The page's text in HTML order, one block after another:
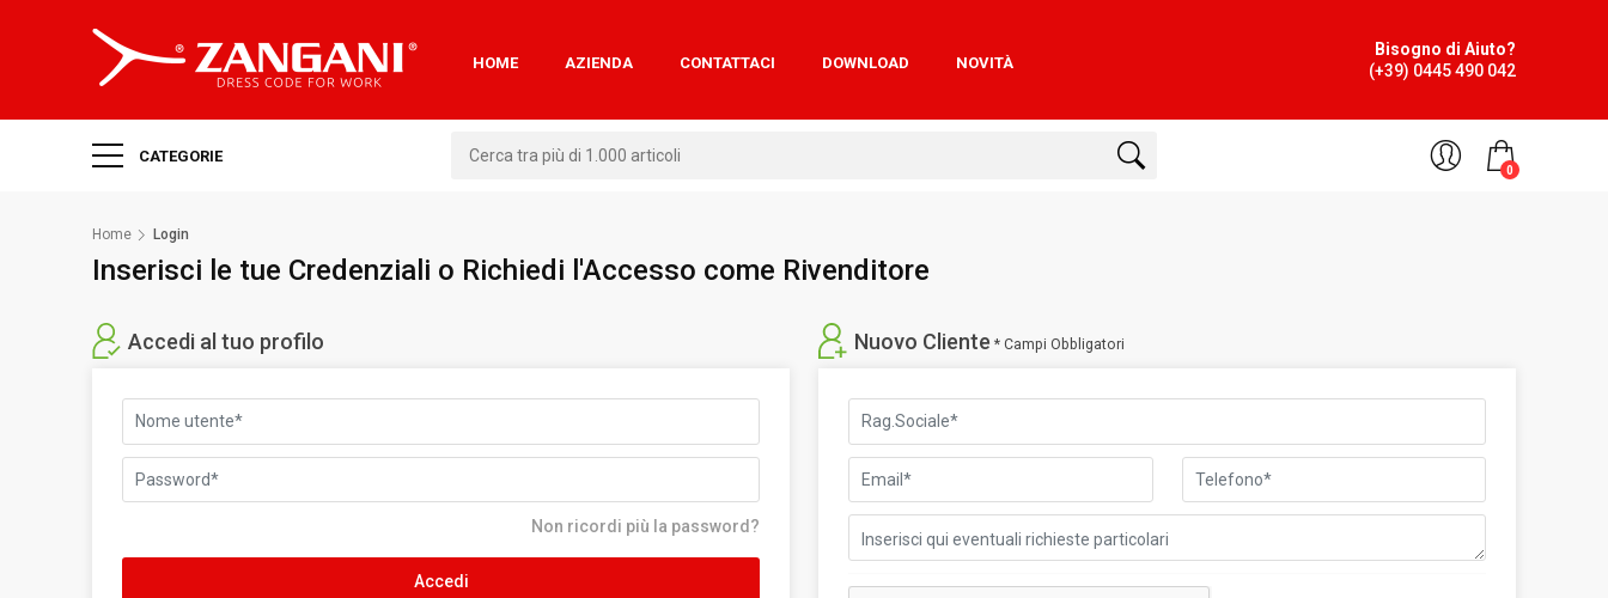
HOME AZIENDA CONTATTACI DOWNLOAD NOVITÀ
Bisogno di Aiuto?
(+39) 0445 490 042
CATEGORIE
0
Home Login
Inserisci le tue Credenziali o Richiedi l'Accesso come Rivenditore
Accedi al tuo profilo
Non ricordi più la password?
Accedi
Nuovo Cliente * Campi Obbligatori